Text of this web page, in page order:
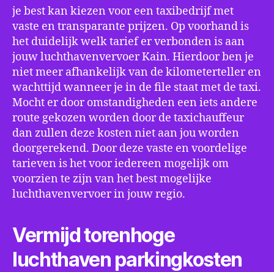
je best kan kiezen voor een taxibedrijf met
vaste en transparante prijzen. Op voorhand is
het duidelijk welk tarief er verbonden is aan
jouw luchthavenvervoer Kain. Hierdoor ben je
niet meer afhankelijk van de kilometerteller en
wachttijd wanneer je in de file staat met de taxi.
Mocht er door omstandigheden een iets andere
route gekozen worden door de taxichauffeur
dan zullen deze kosten niet aan jou worden
doorgerekend. Door deze vaste en voordelige
tarieven is het voor iedereen mogelijk om
voorzien te zijn van het best mogelijke
luchthavenvervoer in jouw regio.
Vermijd torenhoge
luchthaven parkingkosten